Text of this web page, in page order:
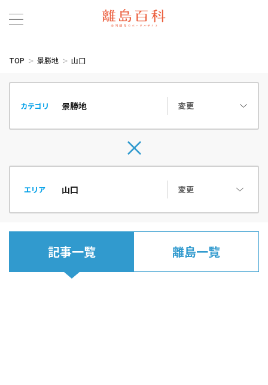
TOP 景勝地 山口
カテゴリ 変更
エリア 変更
記事一覧 離島一覧